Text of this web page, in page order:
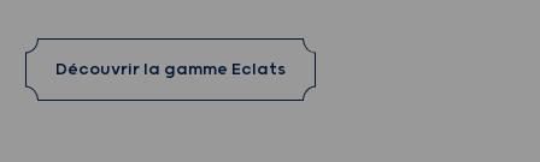
Découvrir la gamme Eclats